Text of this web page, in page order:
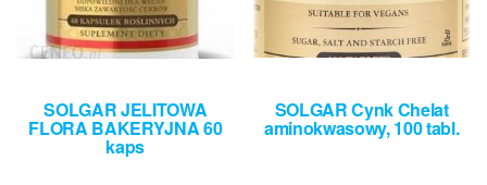
SOLGAR JELITOWA
FLORA BAKERYJNA 60
kaps
SOLGAR Cynk Chelat
aminokwasowy, 100 tabl.